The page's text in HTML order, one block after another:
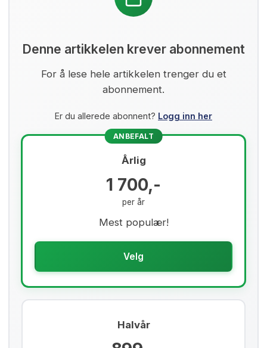
Denne artikkelen krever abonnement
For å lese hele artikkelen trenger du et
abonnement.
Er du allerede abonnent? Logg inn her
ANBEFALT
Årlig
1 700,-
per år
Mest populær!
Velg
Halvår